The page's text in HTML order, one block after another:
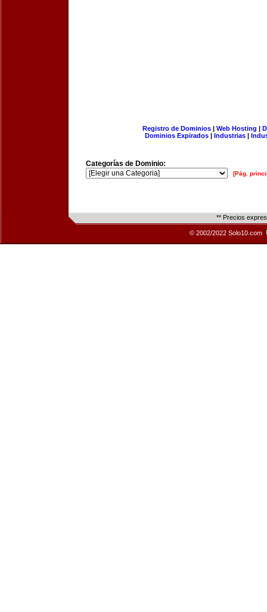
Registro de Dominios| Web Hosting |
Dominios Expirados | Industrias |
Categorías de Dominio:
[Pág.
** Precios
© 2002/2022 Solo10.com